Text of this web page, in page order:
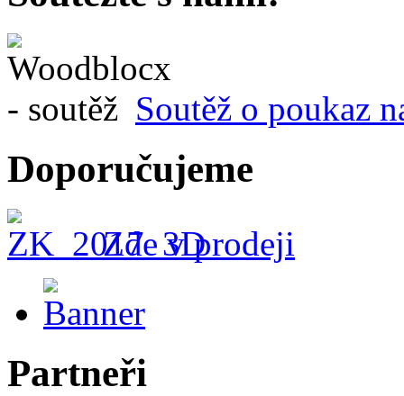
Soutěž o poukaz
Doporučujeme
Zde v prodeji
Partneři